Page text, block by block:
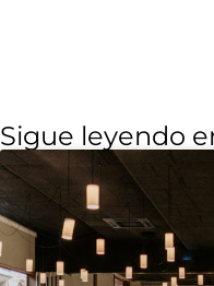
Sigue leyendo